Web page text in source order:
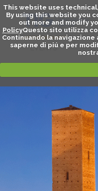
This website uses
By using this website you
out more and modify
PolicyQuesto sito utilizza
Continuando la
saperne di piú e per
EVENTS